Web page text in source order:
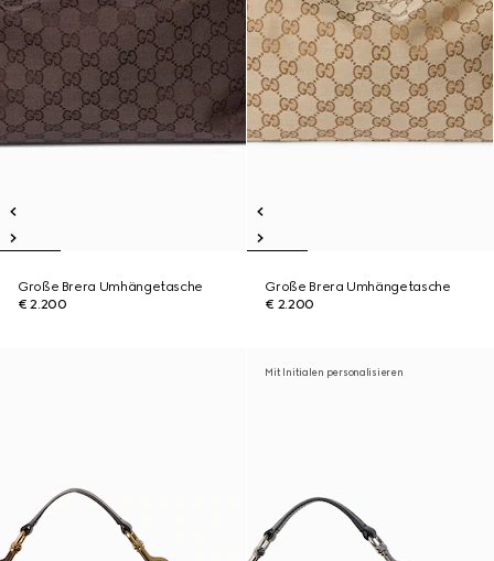
Große Brera Umhängetasche
€ 2.200
Große Brera Umhängetasche
€ 2.200
Mit Initialen personalisieren